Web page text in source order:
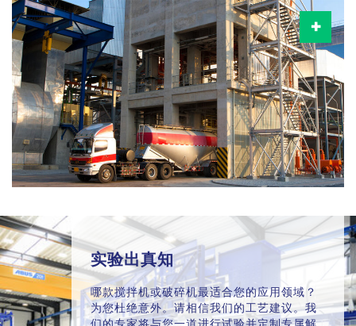
实验出真知
哪款搅拌机或破碎机最适合您的应用领域？
为您杜绝意外。请相信我们的工艺建议。我
们的专家将与您一道进行试验并定制专属解